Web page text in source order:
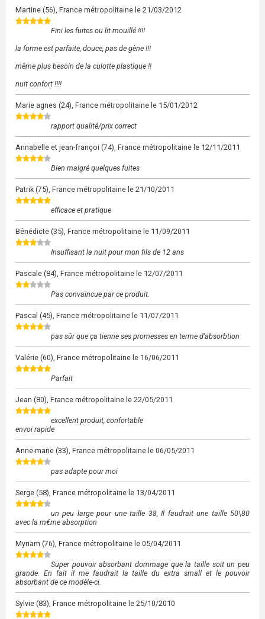
Martine (56), France métropolitaine le 21/03/2012
Fini les fuites ou lit mouillé !!!!
la forme est parfaite, douce, pas de gène !!!
même plus besoin de la culotte plastique !!
nuit confort !!!!
Marie agnes (24), France métropolitaine le 15/01/2012
rapport qualité/prix correct
Annabelle et jean-françoi (74), France métropolitaine le 12/11/2011
Bien malgré quelques fuites
Patrik (75), France métropolitaine le 21/10/2011
efficace et pratique
Bénédicte (35), France métropolitaine le 11/09/2011
Insuffisant la nuit pour mon fils de 12 ans
Pascale (84), France métropolitaine le 12/07/2011
Pas convaincue par ce produit.
Pascal (45), France métropolitaine le 11/07/2011
pas sûr que ça tienne ses promesses en terme d'absorbtion
Valérie (60), France métropolitaine le 16/06/2011
Parfait
Jean (80), France métropolitaine le 22/05/2011
excellent produit, confortable
envoi rapide
Anne-marie (33), France métropolitaine le 06/05/2011
pas adapte pour moi
Serge (58), France métropolitaine le 13/04/2011
un peu large pour une taille 38, Il faudrait une taille 50\80
avec la m€me absorption
Myriam (76), France métropolitaine le 05/04/2011
Super pouvoir absorbant dommage que la taille soit un peu
grande. En fait il me faudrait la taille du extra small et le pouvoir
absorbant de ce modèle-ci.
Sylvie (83), France métropolitaine le 25/10/2010